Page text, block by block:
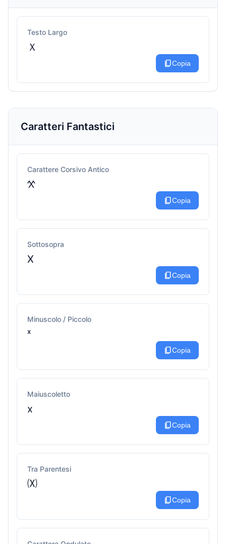
Testo Largo
Ｘ
content_copyCopia
Caratteri Fantastici
Carattere Corsivo Antico
𐋄
content_copyCopia
Sottosopra
X
content_copyCopia
Minuscolo / Piccolo
ˣ
content_copyCopia
Maiuscoletto
x
content_copyCopia
Tra Parentesi
🄧
content_copyCopia